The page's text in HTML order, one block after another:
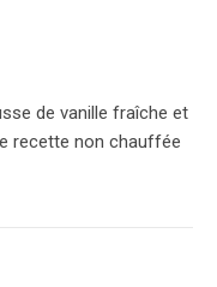
de vanille fraîche et
recette non chauffée